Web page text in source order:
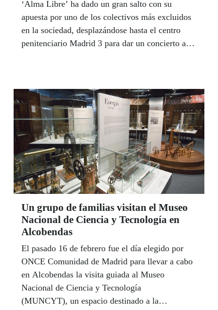
‘Alma Libre’ ha dado un gran salto con su
apuesta por uno de los colectivos más excluidos
en la sociedad, desplazándose hasta el centro
penitenciario Madrid 3 para dar un concierto ante
Un grupo de familias visitan el Museo
Nacional de Ciencia y Tecnología en
Alcobendas
El pasado 16 de febrero fue el día elegido por
ONCE Comunidad de Madrid para llevar a cabo
en Alcobendas la visita guiada al Museo
Nacional de Ciencia y Tecnología
(MUNCYT), un espacio destinado a la